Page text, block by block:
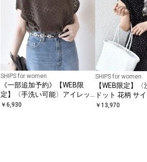
SHIPS for women
《一部追加予約》【WEB限
定】〈手洗い可能〉アイレッ
ト クルーネック プルオーバー
￥ 6,930
SHIPS for women
【WEB限定】〈
ドット 花柄 サ
フレンチスリー
￥ 13,970